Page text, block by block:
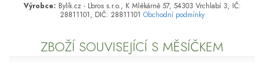
Výrobce: Bylík.cz - Lbros s.r.o., K Mlékárně 57, 54303 Vrchlabí 3, IČ:
28811101, DIČ: 28811101 Obchodní podmínky
ZBOŽÍ SOUVISEJÍCÍ S MĚSÍČKEM